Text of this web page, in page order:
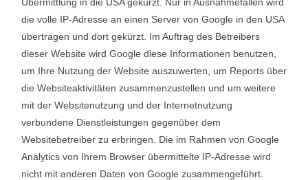
die volle IP-Adresse an einen Server von Google in den USA
übertragen und dort gekürzt. Im Auftrag des Betreibers
dieser Website wird Google diese Informationen benutzen,
um Ihre Nutzung der Website auszuwerten, um Reports über
die Websiteaktivitäten zusammenzustellen und um weitere
mit der Websitenutzung und der Internetnutzung
verbundene Dienstleistungen gegenüber dem
Websitebetreiber zu erbringen. Die im Rahmen von Google
Analytics von Ihrem Browser übermittelte IP-Adresse wird
nicht mit anderen Daten von Google zusammengeführt.